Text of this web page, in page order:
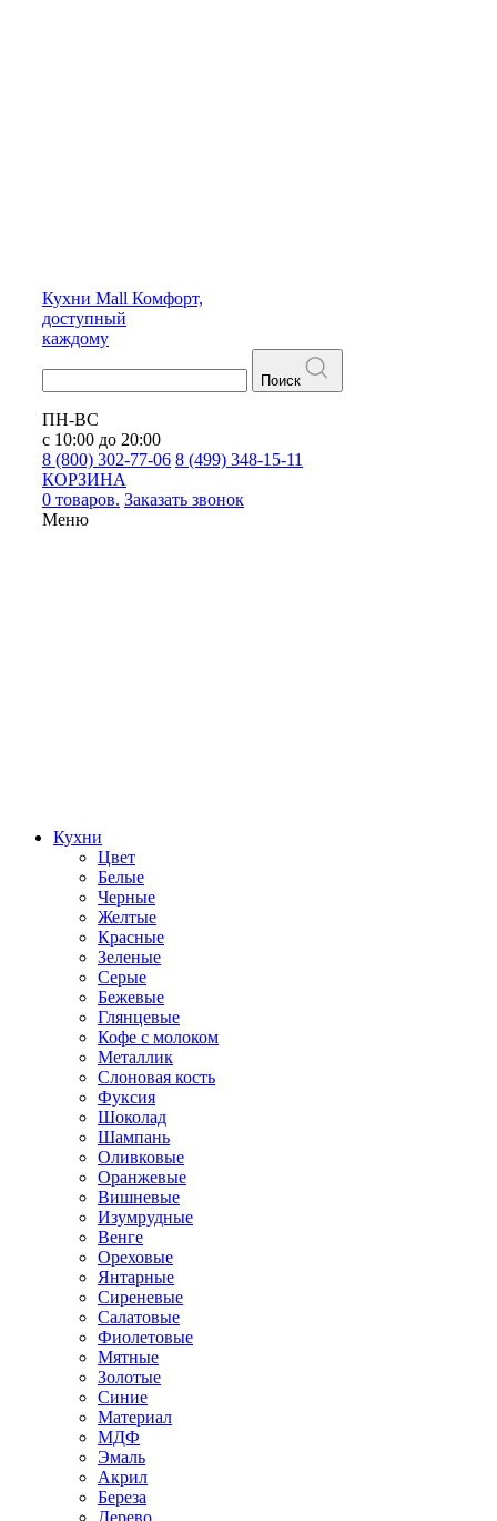
Кухни Mall Комфорт,
доступный
каждому
Поиск
ПН-ВС
с 10:00 до 20:00
8 (800) 302-77-06 8 (499) 348-15-11
КОРЗИНА
0 товаров. Заказать звонок
Меню
Кухни
Цвет
Белые
Черные
Желтые
Красные
Зеленые
Серые
Бежевые
Глянцевые
Кофе с молоком
Металлик
Слоновая кость
Фуксия
Шоколад
Шампань
Оливковые
Оранжевые
Вишневые
Изумрудные
Венге
Ореховые
Янтарные
Сиреневые
Салатовые
Фиолетовые
Мятные
Золотые
Синие
Материал
МДФ
Эмаль
Акрил
Береза
Дерево